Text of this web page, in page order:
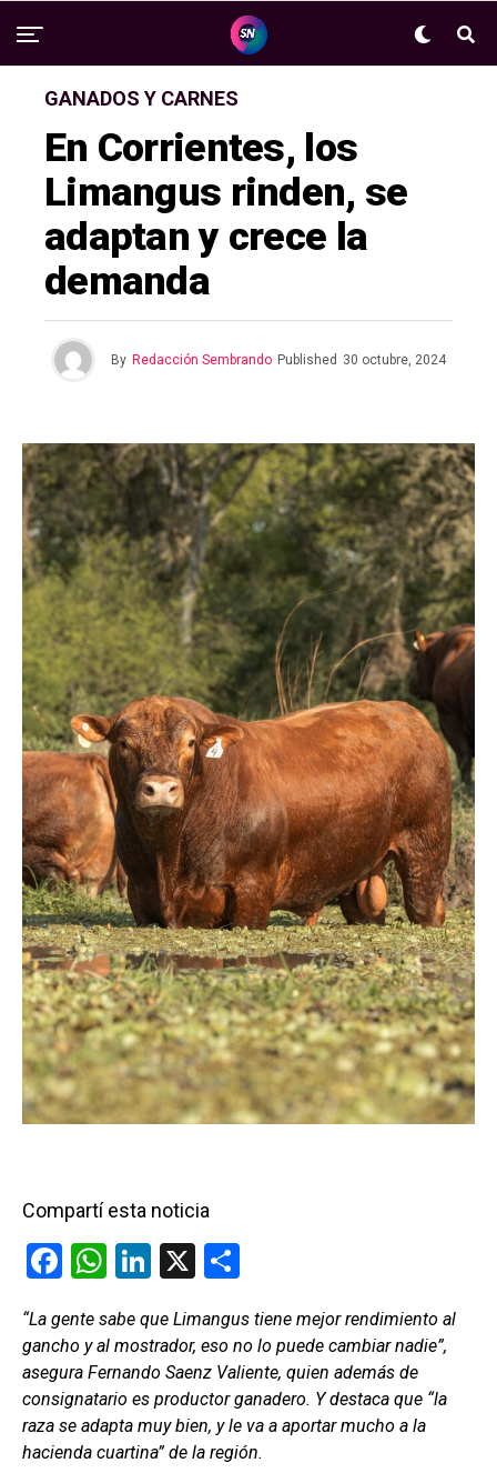
GANADOS Y CARNES
En Corrientes, los
Limangus rinden, se
adaptan y crece la
demanda
By Redacción Sembrando Published 30 octubre, 2024
Compartí esta noticia
F
ce
b
o
o
W
at
s
A
p
Li
ke
dI
n
X
m
p
ar
tir
“La gente sabe que Limangus tiene mejor rendimiento al
gancho y al mostrador, eso no lo puede cambiar nadie”,
asegura Fernando Saenz Valiente, quien además de
consignatario es productor ganadero. Y destaca que “la
raza se adapta muy bien, y le va a aportar mucho a la
hacienda cuartina” de la región.